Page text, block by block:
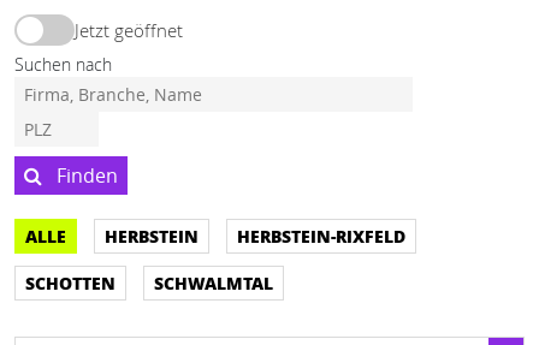
Jetzt geöffnet
Suchen nach
Finden
ALLE HERBSTEIN
HERBSTEIN-RIXFELD
SCHOTTEN
SCHWALMTAL